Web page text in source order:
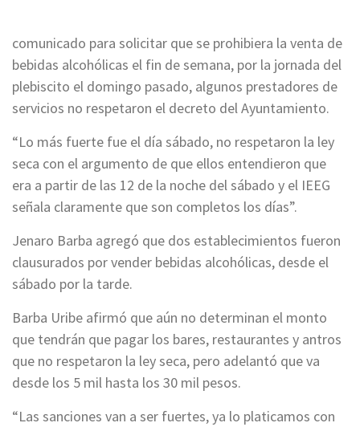
comunicado para solicitar que se prohibiera la venta de
bebidas alcohólicas el fin de semana, por la jornada del
plebiscito el domingo pasado, algunos prestadores de
servicios no respetaron el decreto del Ayuntamiento.
“Lo más fuerte fue el día sábado, no respetaron la ley
seca con el argumento de que ellos entendieron que
era a partir de las 12 de la noche del sábado y el IEEG
señala claramente que son completos los días”.
Jenaro Barba agregó que dos establecimientos fueron
clausurados por vender bebidas alcohólicas, desde el
sábado por la tarde.
Barba Uribe afirmó que aún no determinan el monto
que tendrán que pagar los bares, restaurantes y antros
que no respetaron la ley seca, pero adelantó que va
desde los 5 mil hasta los 30 mil pesos.
“Las sanciones van a ser fuertes, ya lo platicamos con